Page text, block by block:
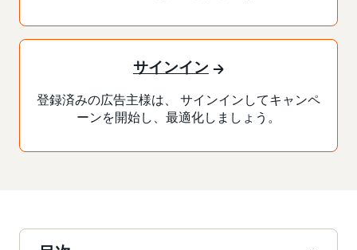
サインイン
登録済みの広告主様は、 サインインしてキャンペ
ーンを開始し、最適化しましょう。